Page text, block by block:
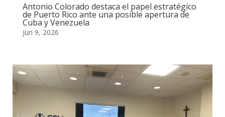
Antonio Colorado destaca el papel estratégico
de Puerto Rico ante una posible apertura de
Cuba y Venezuela
Jun 9, 2026